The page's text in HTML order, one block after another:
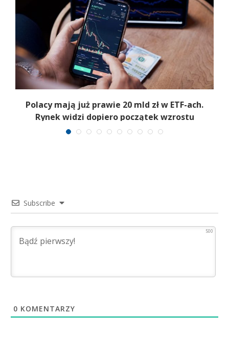
Polacy mają już prawie 20 mld zł w ETF-ach.
Rynek widzi dopiero początek wzrostu
Subscribe
500
0 KOMENTARZY